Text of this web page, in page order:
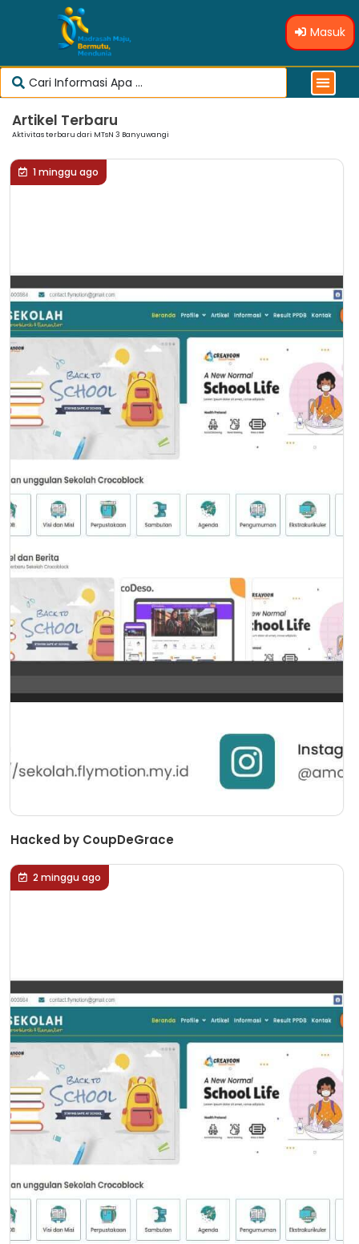
Masuk
Artikel Terbaru
Aktivitas terbaru dari MTsN 3 Banyuwangi
1 minggu ago
Hacked by CoupDeGrace
2 minggu ago